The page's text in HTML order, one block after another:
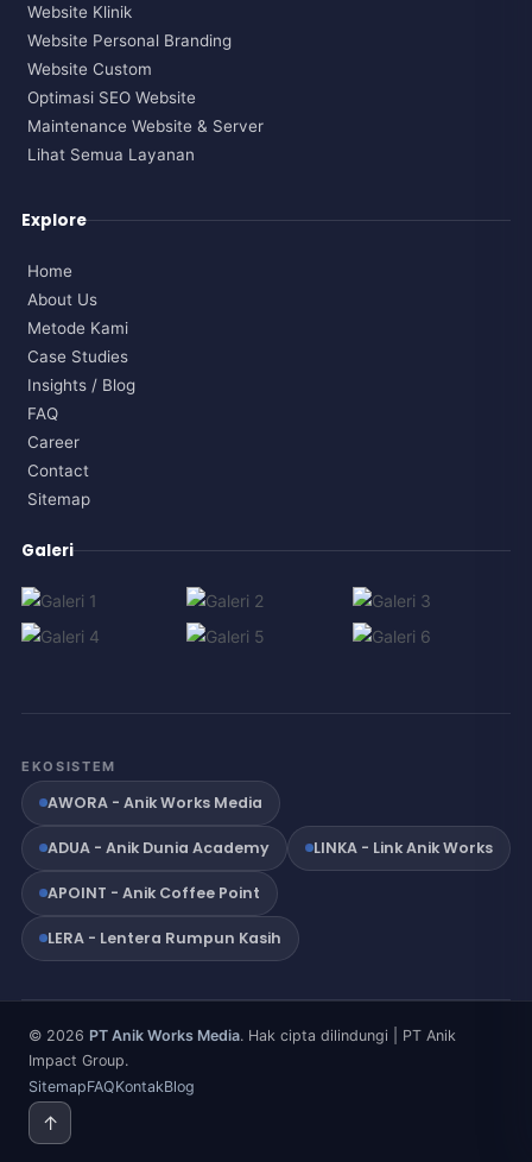
Website Klinik
Website Personal Branding
Website Custom
Optimasi SEO Website
Maintenance Website & Server
Lihat Semua Layanan
Explore
Home
About Us
Metode Kami
Case Studies
Insights / Blog
FAQ
Career
Contact
Sitemap
Galeri
EKOSISTEM
AWORA - Anik Works Media
ADUA - Anik Dunia Academy LINKA - Link Anik Works
APOINT - Anik Coffee Point
LERA - Lentera Rumpun Kasih
© 2026 PT Anik Works Media. Hak cipta dilindungi | PT Anik
Impact Group.
SitemapFAQKontakBlog
↑